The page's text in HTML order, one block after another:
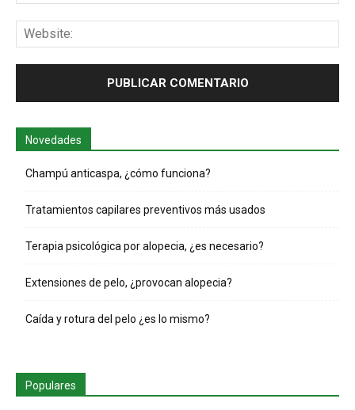
Novedades
Champú anticaspa, ¿cómo funciona?
Tratamientos capilares preventivos más usados
Terapia psicológica por alopecia, ¿es necesario?
Extensiones de pelo, ¿provocan alopecia?
Caída y rotura del pelo ¿es lo mismo?
Populares